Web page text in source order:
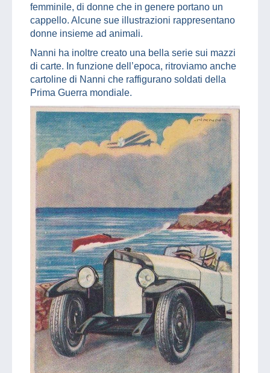
femminile, di donne che in genere portano un
cappello. Alcune sue illustrazioni rappresentano
donne insieme ad animali.
Nanni ha inoltre creato una bella serie sui mazzi
di carte. In funzione dell’epoca, ritroviamo anche
cartoline di Nanni che raffigurano soldati della
Prima Guerra mondiale.